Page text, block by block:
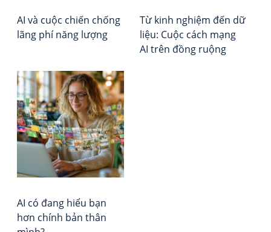
AI và cuộc chiến chống
lãng phí năng lượng
Từ kinh nghiệm đến dữ
liệu: Cuộc cách mạng
AI trên đồng ruộng
AI có đang hiểu bạn
hơn chính bản thân